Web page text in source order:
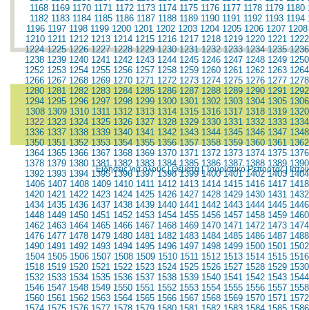
1168 1169 1170 1171 1172 1173 1174 1175 1176 1177 1178 1179 1180
1182 1183 1184 1185 1186 1187 1188 1189 1190 1191 1192 1193 1194
1196 1197 1198 1199 1200 1201 1202 1203 1204 1205 1206 1207 1208
1210 1211 1212 1213 1214 1215 1216 1217 1218 1219 1220 1221 1222
1224 1225 1226 1227 1228 1229 1230 1231 1232 1233 1234 1235 1236
1238 1239 1240 1241 1242 1243 1244 1245 1246 1247 1248 1249 1250
1252 1253 1254 1255 1256 1257 1258 1259 1260 1261 1262 1263 1264
1266 1267 1268 1269 1270 1271 1272 1273 1274 1275 1276 1277 1278
1280 1281 1282 1283 1284 1285 1286 1287 1288 1289 1290 1291 1292
1294 1295 1296 1297 1298 1299 1300 1301 1302 1303 1304 1305 1306
1308 1309 1310 1311 1312 1313 1314 1315 1316 1317 1318 1319 1320
1322 1323 1324 1325 1326 1327 1328 1329 1330 1331 1332 1333 1334
1336 1337 1338 1339 1340 1341 1342 1343 1344 1345 1346 1347 1348
1350 1351 1352 1353 1354 1355 1356 1357 1358 1359 1360 1361 1362
1364 1365 1366 1367 1368 1369 1370 1371 1372 1373 1374 1375 1376
1378 1379 1380 1381 1382 1383 1384 1385 1386 1387 1388 1389 1390
1392 1393 1394 1395 1396 1397 1398 1399 1400 1401 1402 1403 1404
1406 1407 1408 1409 1410 1411 1412 1413 1414 1415 1416 1417 1418
1420 1421 1422 1423 1424 1425 1426 1427 1428 1429 1430 1431 1432
1434 1435 1436 1437 1438 1439 1440 1441 1442 1443 1444 1445 1446
1448 1449 1450 1451 1452 1453 1454 1455 1456 1457 1458 1459 1460
1462 1463 1464 1465 1466 1467 1468 1469 1470 1471 1472 1473 1474
1476 1477 1478 1479 1480 1481 1482 1483 1484 1485 1486 1487 1488
1490 1491 1492 1493 1494 1495 1496 1497 1498 1499 1500 1501 1502
1504 1505 1506 1507 1508 1509 1510 1511 1512 1513 1514 1515 1516
1518 1519 1520 1521 1522 1523 1524 1525 1526 1527 1528 1529 1530
1532 1533 1534 1535 1536 1537 1538 1539 1540 1541 1542 1543 1544
1546 1547 1548 1549 1550 1551 1552 1553 1554 1555 1556 1557 1558
1560 1561 1562 1563 1564 1565 1566 1567 1568 1569 1570 1571 1572
Ειδήσεις για όλους|Θέματα|Τουριστικό Ρεπορτάζ|